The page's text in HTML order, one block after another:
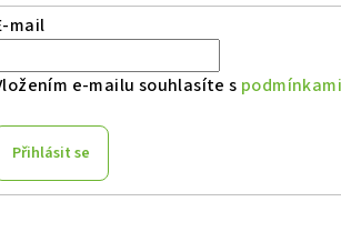
mail
e-mailu souhlasíte s
Přihlásit se